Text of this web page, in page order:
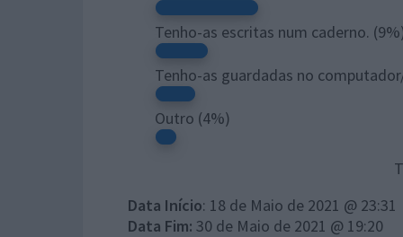
Tenho-as escritas num caderno.
Tenho-as guardadas no
Outro (4%)
Data Início: 18 de Maio de 2021 @ 23:31
Data Fim: 30 de Maio de 2021 @ 19:20